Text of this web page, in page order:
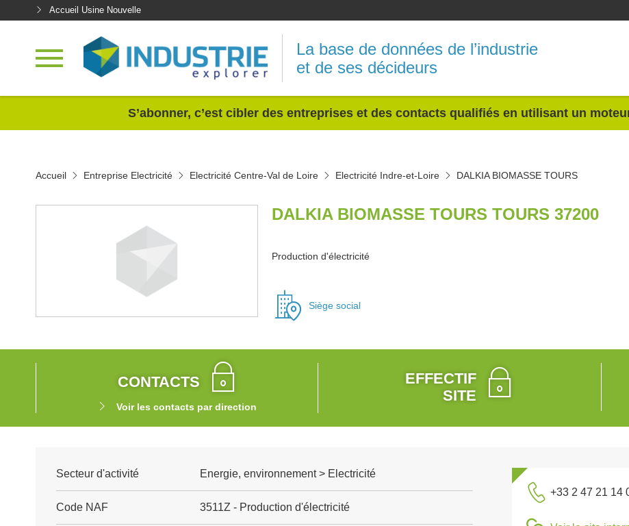
Accueil Usine Nouvelle
La base de données de l’industrie
et de ses décideurs
S’abonner, c’est cibler des entreprises et des contacts qualifiés en utilisant un
Accueil Entreprise Electricité Electricité Centre-Val de Loire Electricité Indre-et-Loire DALKIA BIOMASSE TOURS
DALKIA BIOMASSE TOURS TOURS 37200
Production d'électricité
Siège social
CONTACTS
Voir les contacts par direction
EFFECTIF
SITE
Secteur d'activité Energie, environnement > Electricité
Code NAF 3511Z - Production d'électricité
+33 2 47 21 14